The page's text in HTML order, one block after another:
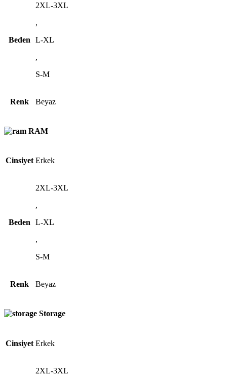
Beden
2XL-3XL
,
L-XL
,
S-M
Renk Beyaz
RAM
Cinsiyet Erkek
Beden
2XL-3XL
,
L-XL
,
S-M
Renk Beyaz
Storage
Cinsiyet Erkek
2XL-3XL